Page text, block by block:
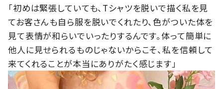
「初めは緊張していても、Tシャツを脱いで描く私を見
てお客さんも自ら服を脱いでくれたり、色がついた体を
見て表情が和らいでいったりするんです。体って簡単に
他人に見せられるものじゃないからこそ、私を信頼して
来てくれることが本当にありがたく感じます」